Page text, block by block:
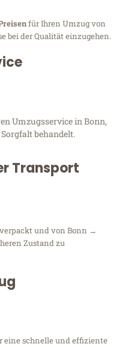
für Ihren Umzug von
bei der Qualität einzugehen.
Umzugsservice in Bonn,
behandelt.
Transport
und von Bonn →
Zustand zu
eine schnelle und effiziente